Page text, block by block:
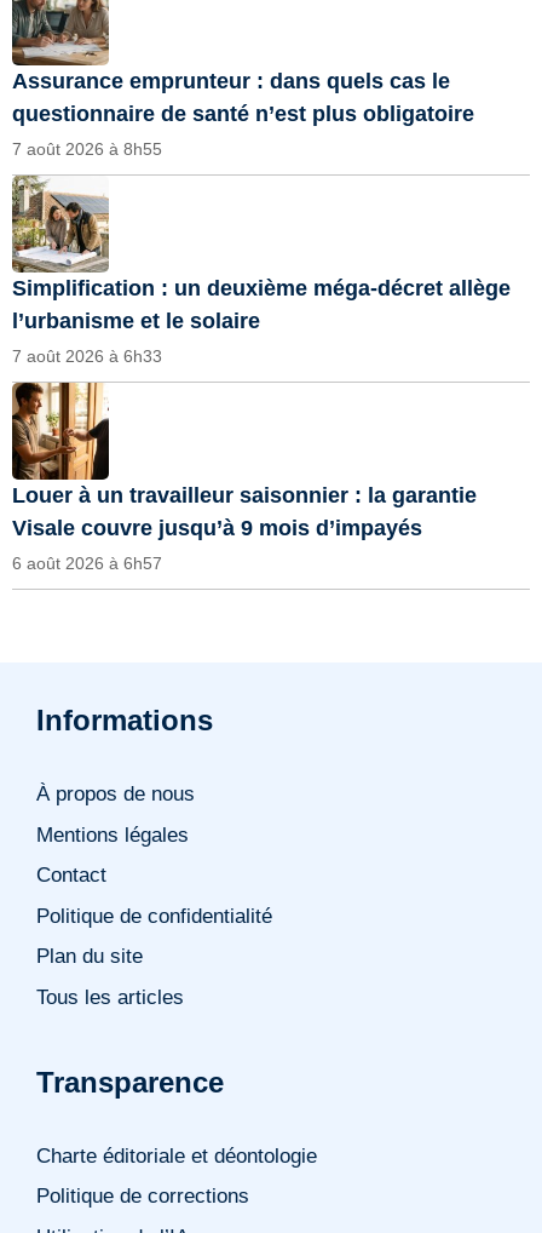
Assurance emprunteur : dans quels cas le
questionnaire de santé n’est plus obligatoire
7 août 2026 à 8h55
Simplification : un deuxième méga-décret allège
l’urbanisme et le solaire
7 août 2026 à 6h33
Louer à un travailleur saisonnier : la garantie
Visale couvre jusqu’à 9 mois d’impayés
6 août 2026 à 6h57
Informations
À propos de nous
Mentions légales
Contact
Politique de confidentialité
Plan du site
Tous les articles
Transparence
Charte éditoriale et déontologie
Politique de corrections